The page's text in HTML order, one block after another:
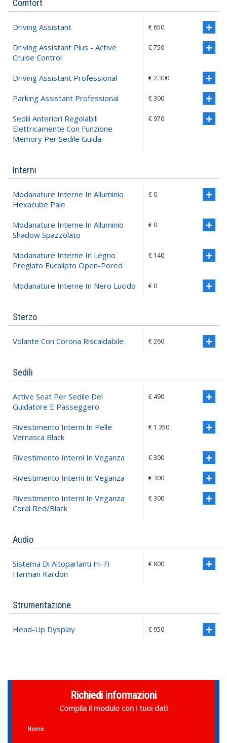
Comfort
Driving Assistant € 650
Driving Assistant Plus - Active
Cruise Control
€ 750
Driving Assistant Professional € 2.300
Parking Assistant Professional € 300
Sedili Anteriori Regolabili
Elettricamente Con Funzione
Memory Per Sedile Guida
€ 970
Interni
Modanature Interne In Alluminio
Hexacube Pale
€ 0
Modanature Interne In Alluminio
Shadow Spazzolato
€ 0
Modanature Interne In Legno
Pregiato Eucalipto Open-Pored
€ 140
Modanature Interne In Nero Lucido € 0
Sterzo
Volante Con Corona Riscaldabile € 260
Sedili
Active Seat Per Sedile Del
Guidatore E Passeggero
€ 490
Rivestimento Interni In Pelle
Vernasca Black
€ 1.350
Rivestimento Interni In Veganza € 300
Rivestimento Interni In Veganza € 300
Rivestimento Interni In Veganza
Coral Red/black
€ 300
Audio
Sistema Di Altoparlanti Hi-Fi
Harman Kardon
€ 800
Strumentazione
Head-Up Dysplay € 950
Richiedi informazioni
Compila il modulo con i tuoi dati
Nome